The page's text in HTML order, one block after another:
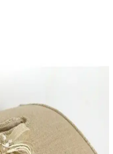
ve saklama çözümleri sunar.
alanları ve kullanıcı